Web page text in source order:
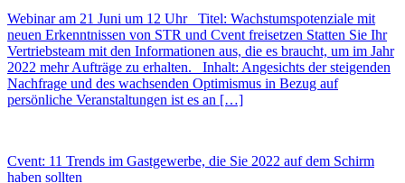
Webinar am 21 Juni um 12 Uhr Titel: Wachstumspotenziale mit
neuen Erkenntnissen von STR und Cvent freisetzen Statten Sie Ihr
Vertriebsteam mit den Informationen aus, die es braucht, um im Jahr
2022 mehr Aufträge zu erhalten. Inhalt: Angesichts der steigenden
Nachfrage und des wachsenden Optimismus in Bezug auf
persönliche Veranstaltungen ist es an […]
Cvent: 11 Trends im Gastgewerbe, die Sie 2022 auf dem Schirm
haben sollten